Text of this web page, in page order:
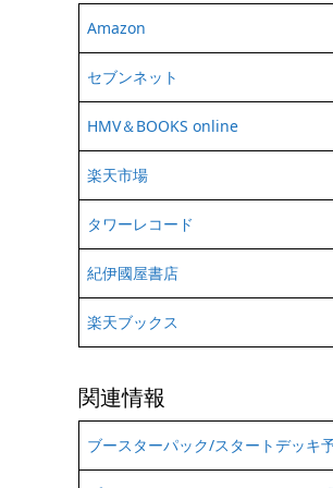
Amazon
セブンネット
HMV＆BOOKS online
楽天市場
タワーレコード
紀伊國屋書店
楽天ブックス
関連情報
ブースターパック/スタートデッキ